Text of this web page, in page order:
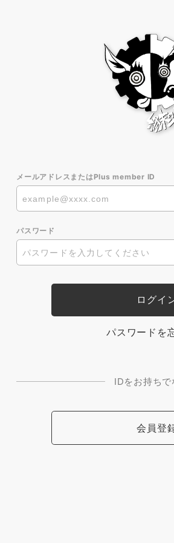
メールアドレスまたはPlus member ID
パスワード
パスワードを
IDをお持ちで
会員登